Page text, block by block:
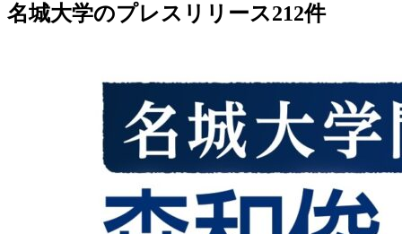
名城大学のプレスリリース212件